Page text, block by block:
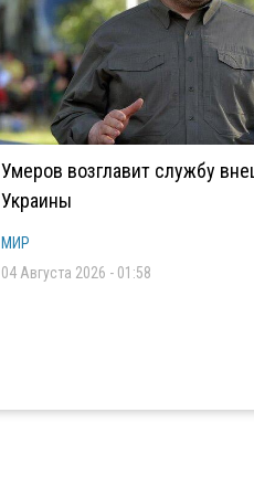
Умеров возглавит службу
Украины
МИР
04 Августа 2026 - 01:58